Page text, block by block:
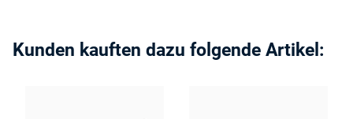
Kunden kauften dazu folgende Artikel: